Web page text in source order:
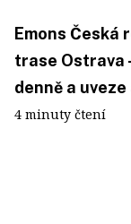
Emons Česká
trase Ostrava
denně a
4 minuty čtení